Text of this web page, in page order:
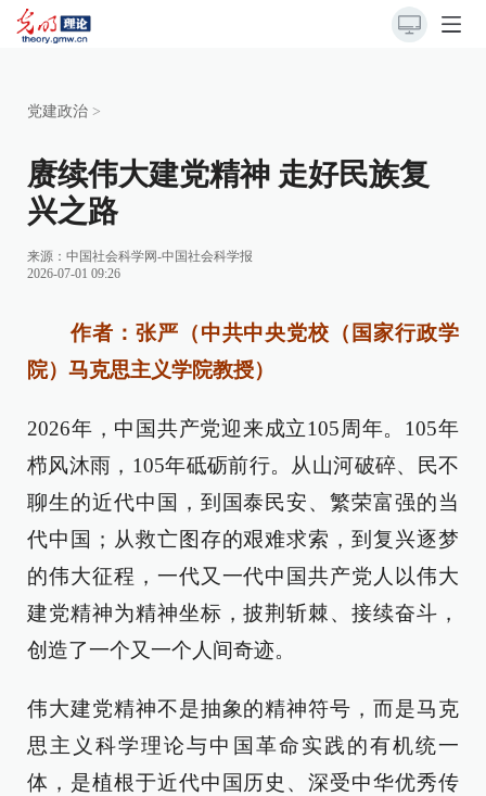
党建政治 >
赓续伟大建党精神 走好民族复
兴之路
来源： 中国社会科学网-中国社会科学报
2026-07-01 09:26
作者：张严（中共中央党校（国家行政学
院）马克思主义学院教授）
2026年，中国共产党迎来成立105周年。105年
栉风沐雨，105年砥砺前行。从山河破碎、民不
聊生的近代中国，到国泰民安、繁荣富强的当
代中国；从救亡图存的艰难求索，到复兴逐梦
的伟大征程，一代又一代中国共产党人以伟大
建党精神为精神坐标，披荆斩棘、接续奋斗，
创造了一个又一个人间奇迹。
伟大建党精神不是抽象的精神符号，而是马克
思主义科学理论与中国革命实践的有机统一
体，是植根于近代中国历史、深受中华优秀传